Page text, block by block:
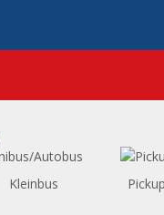
Kleinbus